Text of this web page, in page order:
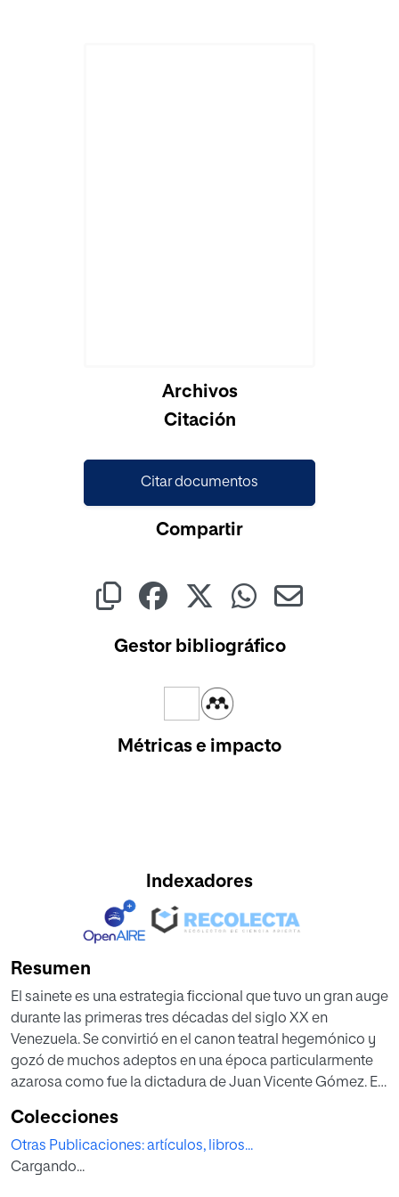
Archivos
Citación
Citar documentos
Compartir
Gestor bibliográfico
Métricas e impacto
Indexadores
Resumen
El sainete es una estrategia ficcional que tuvo un gran auge
durante las primeras tres décadas del siglo XX en
Venezuela. Se convirtió en el canon teatral hegemónico y
gozó de muchos adeptos en una época particularmente
azarosa como fue la dictadura de Juan Vicente Gómez. El
busca dialogar políticamente sino más bien satirizar vicios
y corregir errores. Los dramaturgos se cuidaban de no
cuestionar o satirizar aspectos que tuvieran que ver con el
Colecciones
Otras Publicaciones: artículos, libros...
Cargando...